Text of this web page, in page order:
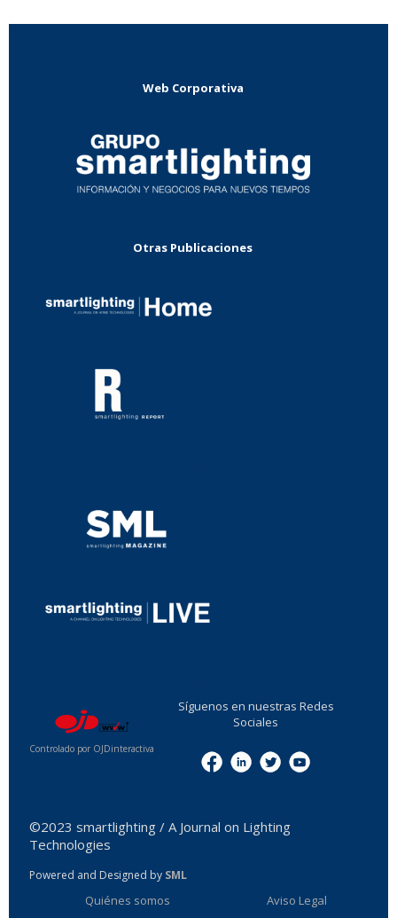
Web Corporativa
Otras Publicaciones
Controlado por OJDinteractiva
Síguenos en nuestras Redes
Sociales
©2023 smartlighting / A Journal on Lighting
Technologies
Powered and Designed by SML
Quiénes somos Aviso Legal